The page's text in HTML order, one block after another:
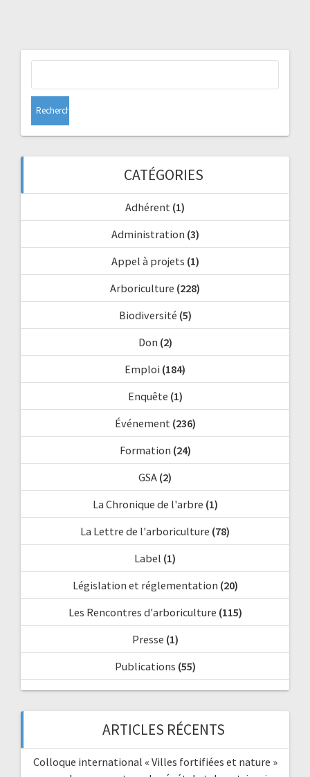
CATÉGORIES
Adhérent (1)
Administration (3)
Appel à projets (1)
Arboriculture (228)
Biodiversité (5)
Don (2)
Emploi (184)
Enquête (1)
Événement (236)
Formation (24)
GSA (2)
La Chronique de l'arbre (1)
La Lettre de l'arboriculture (78)
Label (1)
Législation et réglementation (20)
Les Rencontres d'arboriculture (115)
Presse (1)
Publications (55)
ARTICLES RÉCENTS
Colloque international « Villes fortifiées et nature »